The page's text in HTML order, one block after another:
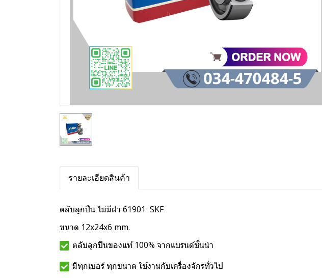
รายละเอียดสินค้า
ตลับลูกปืน ไม่มีฝา 61901 SKF
ขนาด 12x24x6 mm.
ตลับลูกปืนของแท้ 100% จากแบรนด์ชั้นนำ
มีทุกเบอร์ ทุกขนาด ใช้งานกับเครื่องจักรทั่วไป